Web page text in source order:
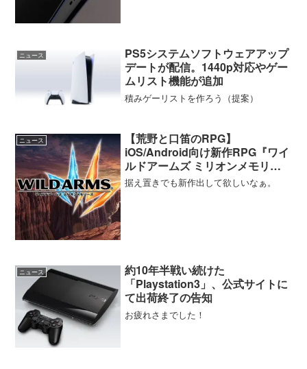
ニュース
PS5システムソフトウェアアップ
デートが配信。1440p対応やゲー
ムリスト機能が追加
積みゲーリストを作ろう（提案）
ニュース
【荒野と口笛のRPG】
iOS/Android向け新作RPG『ワイ
ルドアームズ ミリオンメモリー
ズ』2018年配信決定
据え置きでも新作出して欲しいなぁ。
ニュース
約10年半戦い続けた
「Playstation3」、公式サイトに
て出荷終了の告知
お疲れさまでした！